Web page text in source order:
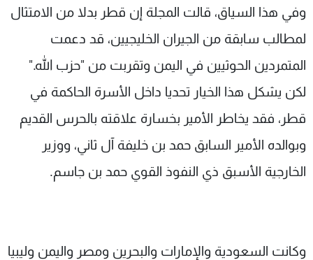
وفي هذا السياق، قالت المجلة إن قطر بدلا من الامتثال
لمطالب سابقة من الجيران الخليجيين، قد دعمت
المتمردين الحوثيين في اليمن وتقربت من "حزب الله."
لكن يشكل هذا الخيار تحديا داخل الأسرة الحاكمة في
قطر، فقد يخاطر الأمير بخسارة علاقته بالحرس القديم
وبوالده الأمير السابق حمد بن خليفة آل ثاني، ووزير
الخارجية الأسبق ذي النفوذ القوي حمد بن جاسم.
وكانت السعودية والإمارات والبحرين ومصر واليمن وليبيا